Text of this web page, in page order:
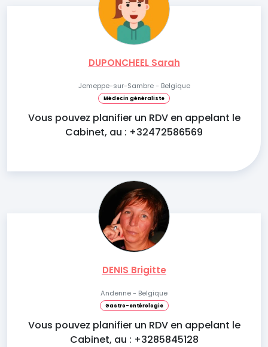
DUPONCHEEL Sarah
Jemeppe-sur-Sambre - Belgique
Médecin généraliste
Vous pouvez planifier un RDV en appelant le
Cabinet, au : +32472586569
DENIS Brigitte
Andenne - Belgique
Gastro-entérologie
Vous pouvez planifier un RDV en appelant le
Cabinet, au : +3285845128